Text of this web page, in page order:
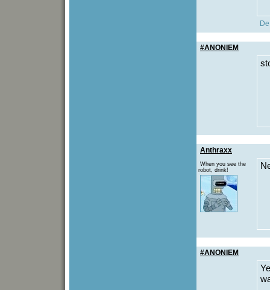
#ANONIEM
Anthraxx
When you see the
robot, drink!
#ANONIEM